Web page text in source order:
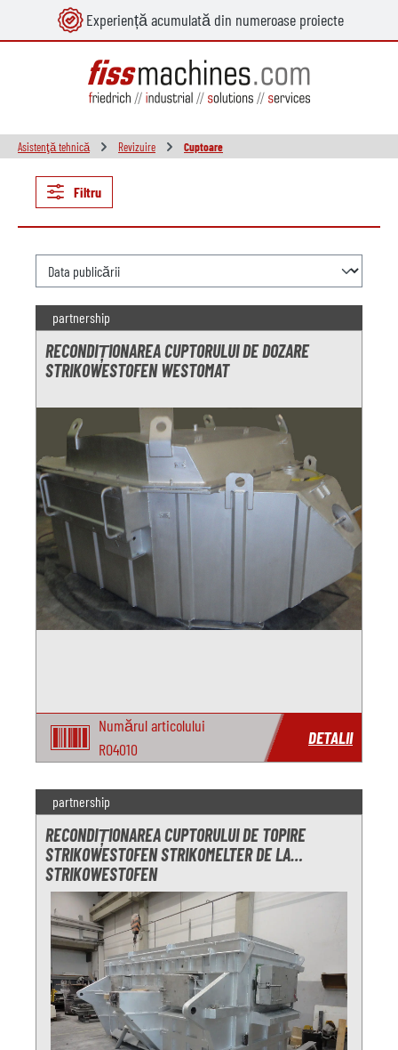
principal Experiență acumulată din numeroase proiecte
Asistenţă tehnică Revizuire Cuptoare
Filtru
partnership
RECONDIȚIONAREA CUPTORULUI DE DOZARE
STRIKOWESTOFEN WESTOMAT
Numărul articolului
RO4010
DETALII
partnership
RECONDIȚIONAREA CUPTORULUI DE TOPIRE
STRIKOWESTOFEN STRIKOMELTER DE LA
STRIKOWESTOFEN